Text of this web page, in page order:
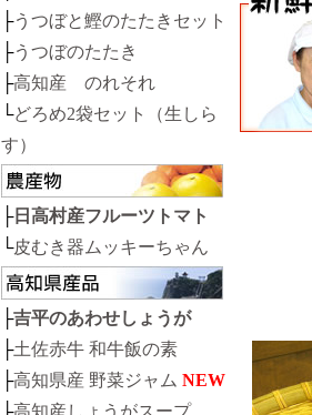
├うつぼと鰹のたたきセット
├うつぼのたたき
├高知産 のれそれ
└どろめ2袋セット（生しら
す）
├日高村産フルーツトマト
└皮むき器ムッキーちゃん
├吉平のあわせしょうが
├土佐赤牛 和牛飯の素
├高知県産 野菜ジャム NEW
├高知産しょうがスープ